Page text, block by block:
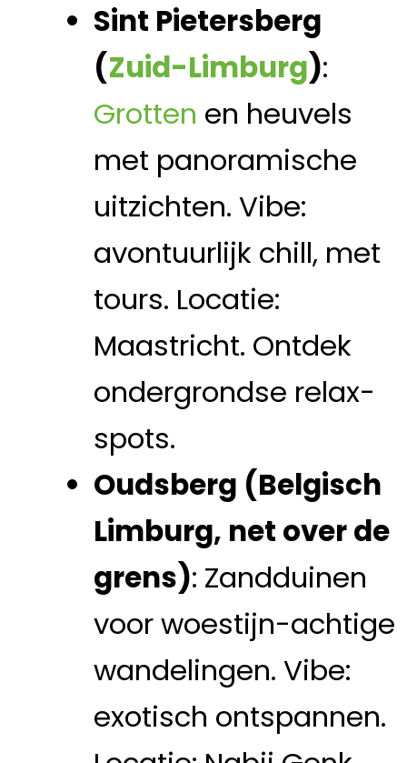
Sint Pietersberg
(Zuid-Limburg):
Grotten en heuvels
met panoramische
uitzichten. Vibe:
avontuurlijk chill, met
tours. Locatie:
Maastricht. Ontdek
ondergrondse relax-
spots.
Oudsberg (Belgisch
Limburg, net over de
grens): Zandduinen
voor woestijn-achtige
wandelingen. Vibe:
exotisch ontspannen.